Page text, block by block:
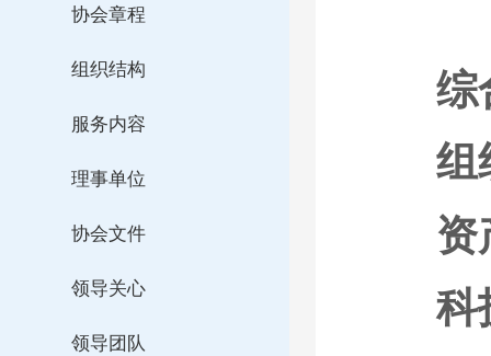
协会章程
组织结构
服务内容
理事单位
协会文件
领导关心
领导团队
综
组
资
科